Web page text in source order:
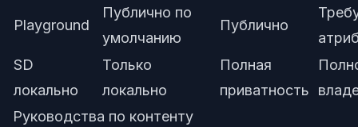
Playground
Публично по
умолчанию
Публично
SD
локально
Только
локально
Полная
приватность
Руководства по контенту